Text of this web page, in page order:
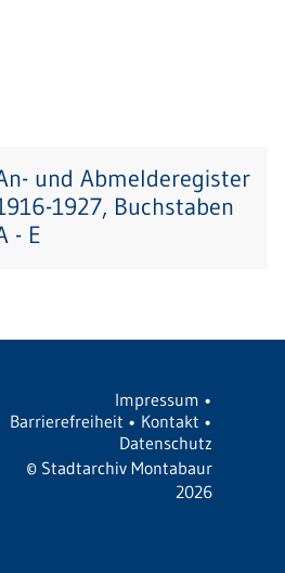
und Abmelderegister
1927, Buchstaben
- E
Impressum •
Barrierefreiheit • Kontakt •
Datenschutz
© Stadtarchiv Montabaur
2026